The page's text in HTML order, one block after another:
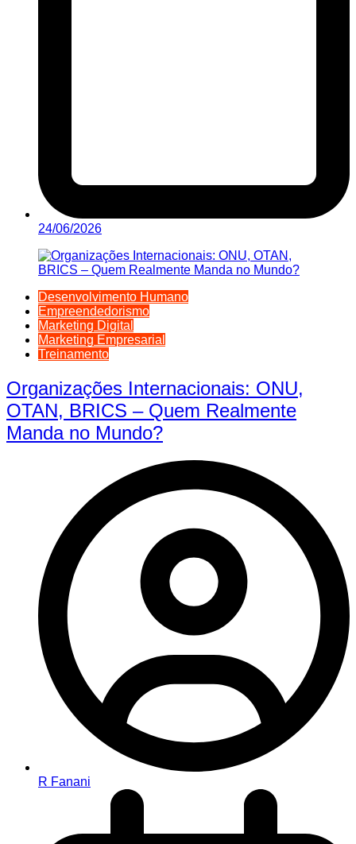
24/06/2026
Desenvolvimento Humano
Empreendedorismo
Marketing Digital
Marketing Empresarial
Treinamento
Organizações Internacionais: ONU,
OTAN, BRICS – Quem Realmente
Manda no Mundo?
R Fanani